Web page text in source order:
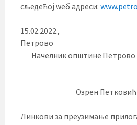
сљедећој wеб адреси:
15.02.2022.,
Начелник општине Петрово
Озрен Петковић
Линкови за преузимање